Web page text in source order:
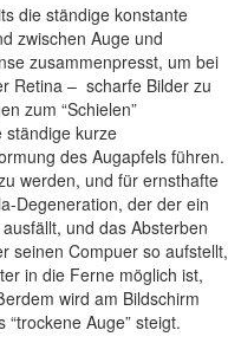
die ständige konstante
zwischen Auge und
zusammenpresst, um bei
Retina – scharfe Bilder zu
zum “Schielen”
ständige kurze
des Augapfels führen.
werden, und für ernsthafte
Degeneration, der der ein
und das Absterben
seinen Compuer so aufstellt,
in die Ferne möglich ist,
wird am Bildschirm
Auge” steigt.